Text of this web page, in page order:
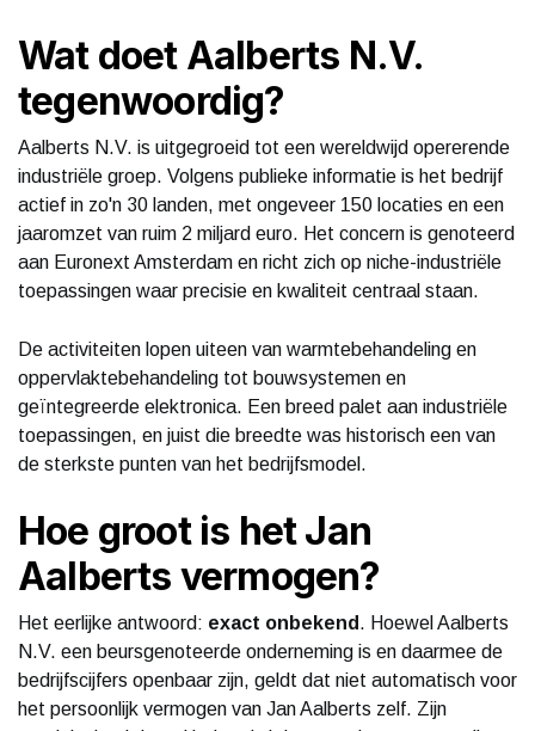
Wat doet Aalberts N.V.
tegenwoordig?
Aalberts N.V. is uitgegroeid tot een wereldwijd opererende
industriële groep. Volgens publieke informatie is het bedrijf
actief in zo'n 30 landen, met ongeveer 150 locaties en een
jaaromzet van ruim 2 miljard euro. Het concern is genoteerd
aan Euronext Amsterdam en richt zich op niche-industriële
toepassingen waar precisie en kwaliteit centraal staan.
De activiteiten lopen uiteen van warmtebehandeling en
oppervlaktebehandeling tot bouwsystemen en
geïntegreerde elektronica. Een breed palet aan industriële
toepassingen, en juist die breedte was historisch een van
de sterkste punten van het bedrijfsmodel.
Hoe groot is het Jan
Aalberts vermogen?
Het eerlijke antwoord: exact onbekend . Hoewel Aalberts
N.V. een beursgenoteerde onderneming is en daarmee de
bedrijfscijfers openbaar zijn, geldt dat niet automatisch voor
het persoonlijk vermogen van Jan Aalberts zelf. Zijn